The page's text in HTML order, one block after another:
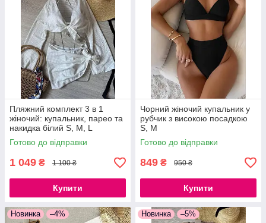
Пляжний комплект 3 в 1
жіночий: купальник, парео та
накидка білий S, M, L
Готово до відправки
1 049 ₴ 1 100 ₴
Купити
Чорний жіночий купальник у
рубчик з високою посадкою
S, M
Готово до відправки
849 ₴ 950 ₴
Купити
Новинка –4% Новинка –5%